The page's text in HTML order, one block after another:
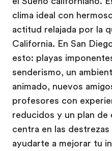
clima ideal con
actitud relajada por la
California. En San
esto: playas
senderismo, un
animado, nuevos
profesores con
reducidos y un plan de
centra en las
ayudarte a mejorar tu